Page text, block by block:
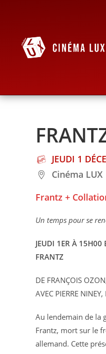
JEUDI 1
Cinéma LUX
Frantz +
Un temps pour se
JEUDI 1ER À
FRANTZ
DE FRANÇOIS
AVEC PIERRE
Au lendemain de la
Frantz, mort sur le
allemand. Cette